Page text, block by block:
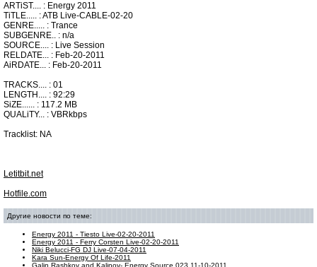
ARTiST.... : Energy 2011
TiTLE..... : ATB Live-CABLE-02-20
GENRE..... : Trance
SUBGENRE.. : n/a
SOURCE.... : Live Session
RELDATE... : Feb-20-2011
AiRDATE... : Feb-20-2011
TRACKS.... : 01
LENGTH.... : 92:29
SiZE...... : 117.2 MB
QUALiTY... : VBRkbps
Tracklist: NA
Letitbit.net
Hotfile.com
Другие новости по теме:
Energy 2011 - Tiesto Live-02-20-2011
Energy 2011 - Ferry Corsten Live-02-20-2011
Niki Belucci-FG DJ Live-07-04-2011
Kara Sun-Energy Of Life-2011
Galin Rashkov and Kalinov- Energy Source 023 11-10-2011